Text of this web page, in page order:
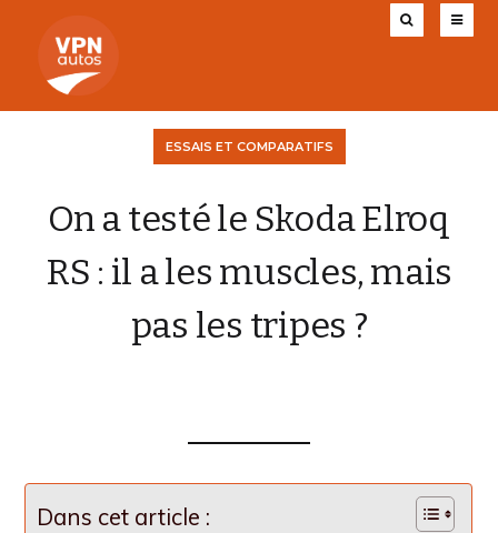
ESSAIS ET COMPARATIFS
On a testé le Skoda Elroq
RS : il a les muscles, mais
pas les tripes ?
Dans cet article :